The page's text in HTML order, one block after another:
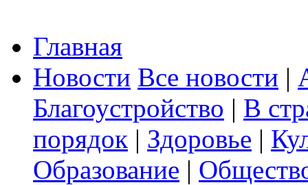
Главная
Новости Все новости |
Благоустройство | В
порядок | Здоровье |
Образование |